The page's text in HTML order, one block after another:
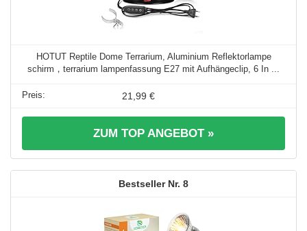
HOTUT Reptile Dome Terrarium, Aluminium Reflektorlampe
schirm，terrarium lampenfassung E27 mit Aufhängeclip, 6 In ...
21,99 €
ZUM TOP ANGEBOT »
8